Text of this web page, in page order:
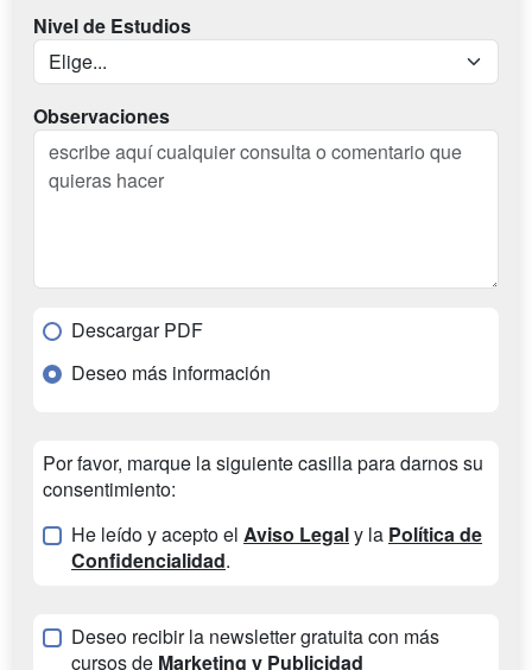
Nivel de Estudios
Observaciones
Descargar PDF
Deseo más información
Por favor, marque la siguiente casilla para darnos su
consentimiento:
He leído y acepto el Aviso Legaly la Política de
Confidencialidad.
Deseo recibir la newsletter gratuita con más
cursos de Marketing y Publicidad